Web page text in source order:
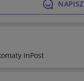
NAPISZ
InPost